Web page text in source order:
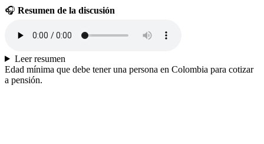
🎧 Resumen de la discusión
Leer resumen
Edad mínima que debe tener una persona en Colombia para cotizar
a pensión.